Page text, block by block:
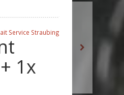
Service Straubing
1x